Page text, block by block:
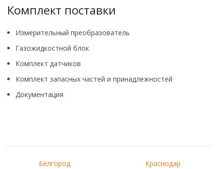
Комплект поставки
Измерительный преобразователь
Газожидкостной блок
Комплект датчиков
Комплект запасных частей и принадлежностей
Документация
Белгород
Краснодар